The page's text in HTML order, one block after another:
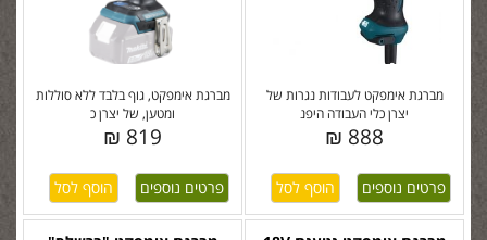
מברגת אימפקט, גוף בלבד ללא סוללות
ומטען, של יצרן כ
819 ₪
פרטים נוספים
מברגת אימפקט לעבודות נגרות של
יצרן כלי העבודה היפנ
888 ₪
פרטים נוספים